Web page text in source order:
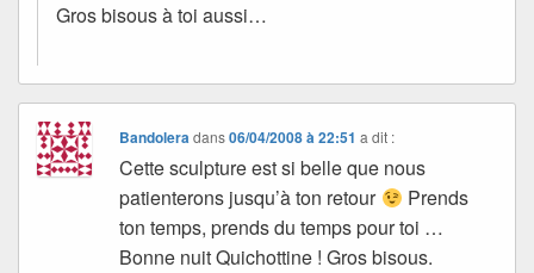
Gros bisous à toi aussi…
Bandoleradans06/04/2008 à 22:51 a dit :
Cette sculpture est si belle que nous
patienterons jusqu’à ton retour
Prends
ton temps, prends du temps pour toi …
Bonne nuit Quichottine ! Gros bisous.